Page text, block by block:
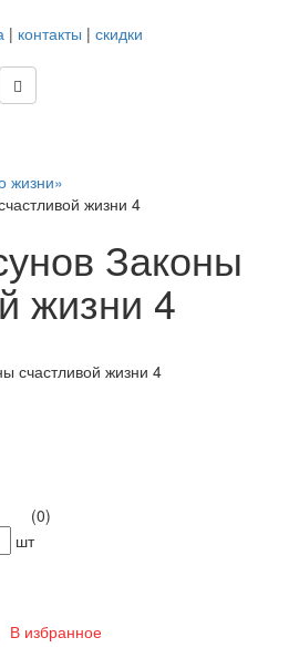
| контакты | скидки
жизни»
жизни 4
Законы
жизни 4
(0)
шт
В избранное